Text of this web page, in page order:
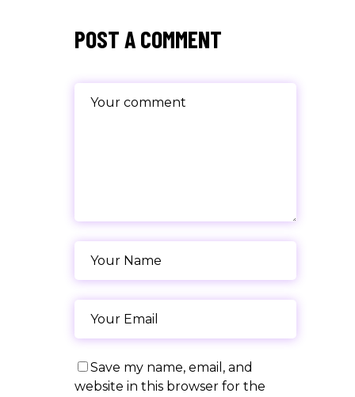
POST A COMMENT
Save my name, email, and
website in this browser for the